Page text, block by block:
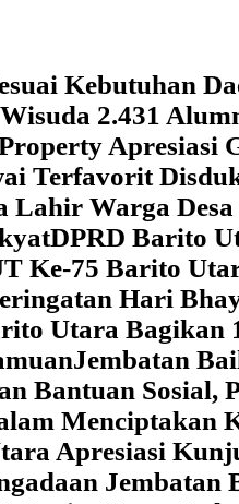
Kebutuhan
2.431
Apresiasi
Terfavorit
Warga
DPRD Barito
Ke-75 Barito
Hari
Utara
Jembatan
Bantuan Sosial,
Menciptakan
Apresiasi
Jembatan